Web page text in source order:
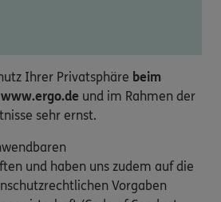
Ihrer Privatsphäre beim
und im Rahmen der
sehr ernst.
und haben uns zudem auf die
Vorgaben